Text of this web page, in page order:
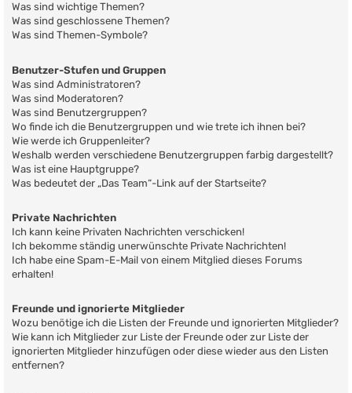
Was sind wichtige Themen?
Was sind geschlossene Themen?
Was sind Themen-Symbole?
Benutzer-Stufen und Gruppen
Was sind Administratoren?
Was sind Moderatoren?
Was sind Benutzergruppen?
Wo finde ich die Benutzergruppen und wie trete ich ihnen bei?
Wie werde ich Gruppenleiter?
Weshalb werden verschiedene Benutzergruppen farbig dargestellt?
Was ist eine Hauptgruppe?
Was bedeutet der „Das Team“-Link auf der Startseite?
Private Nachrichten
Ich kann keine Privaten Nachrichten verschicken!
Ich bekomme ständig unerwünschte Private Nachrichten!
Ich habe eine Spam-E-Mail von einem Mitglied dieses Forums
erhalten!
Freunde und ignorierte Mitglieder
Wozu benötige ich die Listen der Freunde und ignorierten Mitglieder?
Wie kann ich Mitglieder zur Liste der Freunde oder zur Liste der
ignorierten Mitglieder hinzufügen oder diese wieder aus den Listen
entfernen?